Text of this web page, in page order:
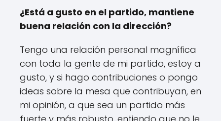
¿Está a gusto en el partido, mantiene
buena relación con la dirección?
Tengo una relación personal magnífica
con toda la gente de mi partido, estoy a
gusto, y si hago contribuciones o pongo
ideas sobre la mesa que contribuyan, en
mi opinión, a que sea un partido más